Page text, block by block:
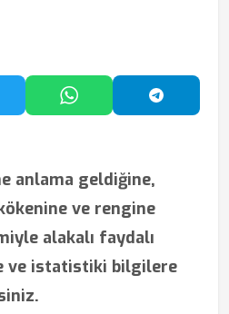
Paylaş
WhatsApp'ta Paylaş
anlama geldiğine,
ve rengine
alakalı faydalı
ve istatistiki bilgilere